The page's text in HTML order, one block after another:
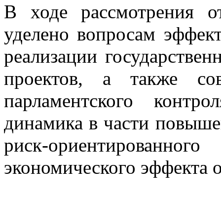
В ходе рассмотрения
уделено вопросам
реализации
проектов, а также
парламентского
динамика в части
риск-
экономического эффекта